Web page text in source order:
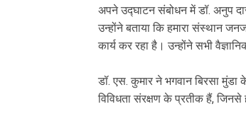
अपने उद्घाटन संबोधन में डॉ. अनुप
उन्होंने बताया कि हमारा संस्थान
कार्य कर रहा है। उन्होंने सभी
डॉ. एस. कुमार ने भगवान बिरसा
विविधता संरक्षण के प्रतीक हैं,